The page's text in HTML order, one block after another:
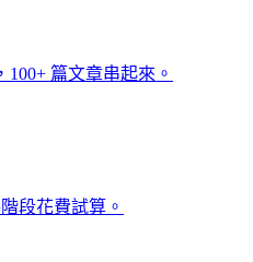
篇文章串起來。
段花費試算。